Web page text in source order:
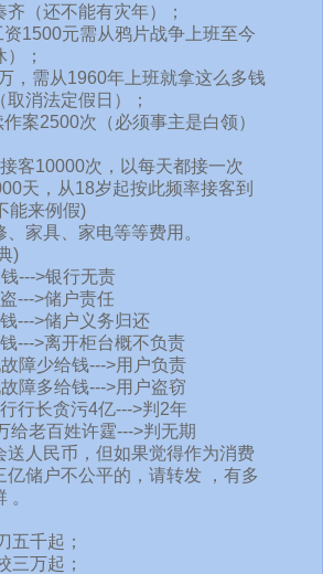
（还不能有灾年）；
1500元需从鸦片战争上班至今
）；
，需从1960年上班就拿这么多钱
消法定假日）；
案2500次（必须事主是白领）
客10000次，以每天都接一次
天，从18岁起按此频率接客到
能来例假)
、家具、家电等等费用。
)
--->银行无责
--->储户责任
--->储户义务归还
--->离开柜台概不负责
障少给钱--->用户负责
障多给钱--->用户盗窃
行长贪污4亿--->判2年
给老百姓许霆--->判无期
送人民币，但如果觉得作为消费
亿储户不公平的，请转发 ，有多
。
五千起；
三万起；